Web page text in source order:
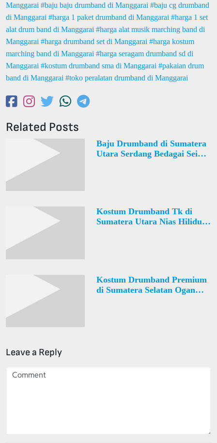
Manggarai
baju baju drumband di Manggarai
baju cg drumband
di Manggarai
harga 1 paket drumband di Manggarai
harga 1 set
alat drum band di Manggarai
harga alat musik marching band di
Manggarai
harga drumband set di Manggarai
harga kostum
marching band di Manggarai
harga seragam drumband sd di
Manggarai
kostum drumband sma di Manggarai
pakaian drum
band di Manggarai
toko peralatan drumband di Manggarai
Related Posts
Baju Drumband di Sumatera
Utara Serdang Bedagai Sei
Kostum Drumband Tk di
Sumatera Utara Nias Hiliduho
Kostum Drumband Premium
di Sumatera Selatan Ogan
Leave a Reply